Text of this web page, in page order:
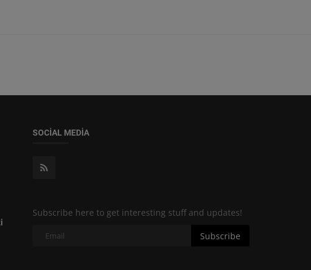
SOCIAL MEDIA
Subscribe here to get interesting stuff and updates!
Subscribe